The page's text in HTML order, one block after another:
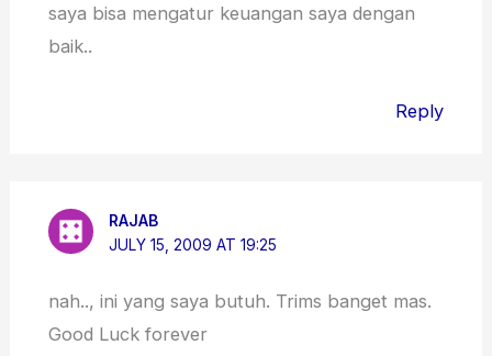
saya bisa mengatur keuangan saya dengan
baik..
Reply
RAJAB
JULY 15, 2009 AT 19:25
nah.., ini yang saya butuh. Trims banget mas.
Good Luck forever